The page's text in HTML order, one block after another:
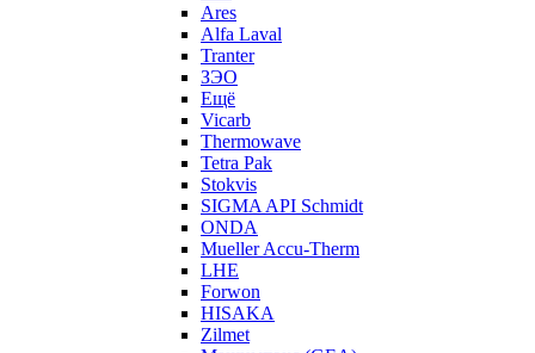
Ares
Alfa Laval
Tranter
ЗЭО
Ещё
Vicarb
Thermowave
Tetra Pak
Stokvis
SIGMA API Schmidt
ONDA
Mueller Accu-Therm
LHE
Forwon
HISAKA
Zilmet